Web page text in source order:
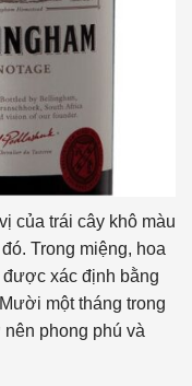
của trái cây khô màu
Trong miệng, hoa
được xác định bằng
một tháng trong
phong phú và